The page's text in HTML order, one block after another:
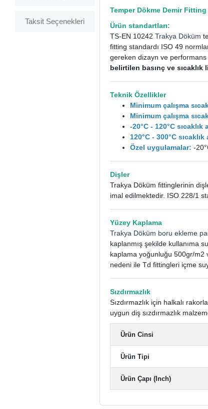
Taksit Seçenekleri
Temper Dökme Demir
Ürün standartları:
TS-EN 10242Trakya Döküm
fitting standardı ISO 49
gereken dizayn ve
belirtilen basınç ve
Teknik Özellikler
Minimum çalışma
Minimum çalışma
-20°C - 120°C sıcaklık
120°C - 300°C
Özel uygulamalar:-
Dişler
Trakya Döküm fittinglerinin
imal edilmektedir. ISO 228/1
Yüzey Kaplama
Trakya Döküm boru ekleme
kaplanmış şekilde kullanıma
kaplama yoğunluğu 500gr/m2
nedeni ile Td fittingleri içme
Sızdırmazlık
Sızdırmazlık için halkalı
uygun diş sızdırmazlık
Ürün Cinsi
Ürün Tipi
Ürün Çapı (Inch)